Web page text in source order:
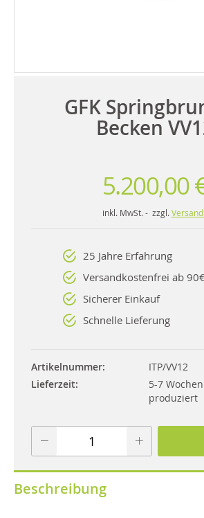
GFK
Becken
5.200,00
inkl. MwSt. - zzgl.
25 Jahre Erfahrung
Versandkostenfrei ab
Sicherer Einkauf
Schnelle Lieferung
Artikelnummer
ITP/VV12
Lieferzeit
5-7
produziert
Beschreibung